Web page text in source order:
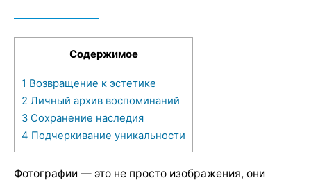
Содержимое
1 Возвращение к эстетике
2 Личный архив воспоминаний
3 Сохранение наследия
4 Подчеркивание уникальности
Фотографии — это не просто изображения, они